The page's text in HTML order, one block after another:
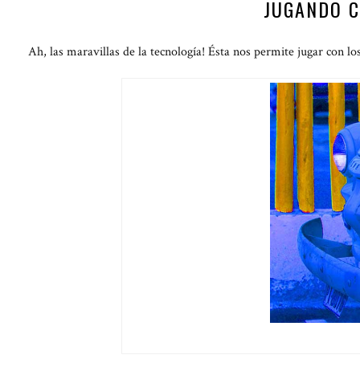
JUGANDO
Ah, las maravillas de la tecnología! Ésta nos permite jugar con